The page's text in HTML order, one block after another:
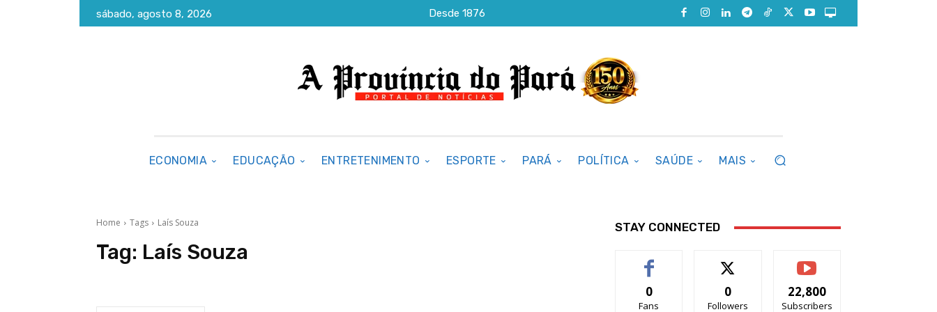
sábado, agosto 8, 2026 Desde 1876
ECONOMIA EDUCAÇÃO ENTRETENIMENTO ESPORTE PARÁ POLÍTICA SAÚDE MAIS
Home Tags Laís Souza
Tag: Laís Souza
STAY CONNECTED
0
Fans
0
Followers
22,800
Subscribers